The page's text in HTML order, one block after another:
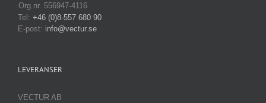
Org.nr. 556947-4116
Tel: +46 (0)8-557 680 90
E-post: info@vectur.se
LEVERANSER
VECTUR AB